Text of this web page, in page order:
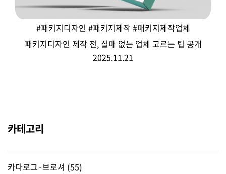
#패키지디자인 #패키지제작 #패키지제작업체
패키지디자인 제작 전, 실패 없는 업체 고르는 팁 공개
2025.11.21
카테고리
카다로그·브로셔 (55)